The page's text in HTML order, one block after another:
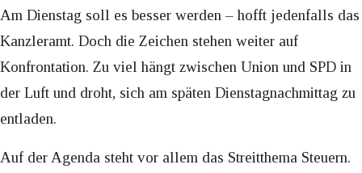
Am Dienstag soll es besser werden – hofft jedenfalls das
Kanzleramt. Doch die Zeichen stehen weiter auf
Konfrontation. Zu viel hängt zwischen Union und SPD in
der Luft und droht, sich am späten Dienstagnachmittag zu
entladen.
Auf der Agenda steht vor allem das Streitthema Steuern.